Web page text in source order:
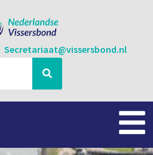
Secretariaat@vissersbond.nl